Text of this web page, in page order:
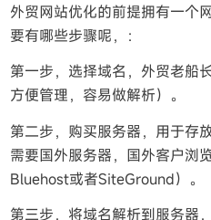
外贸网站优化的前提拥有一个
要有哪些步骤呢，：
第一步，选择域名，外贸老船
方便管理，容易做解析）。
第二步，购买服务器，用于存
需要国外服务器，国外客户浏
Bluehost或者SiteGround）。
第三步，将域名解析到服务器